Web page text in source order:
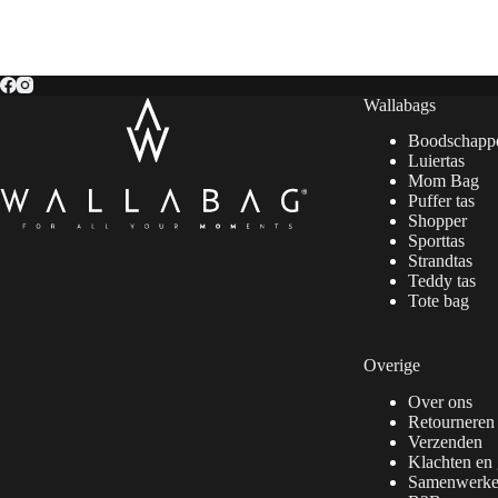
Wallabags
Luiertas
Mom Bag
Puffer tas
Shopper
Sporttas
Strandtas
Teddy tas
Tote bag
Overige
Over ons
Retourneren
Verzenden
Klachten en